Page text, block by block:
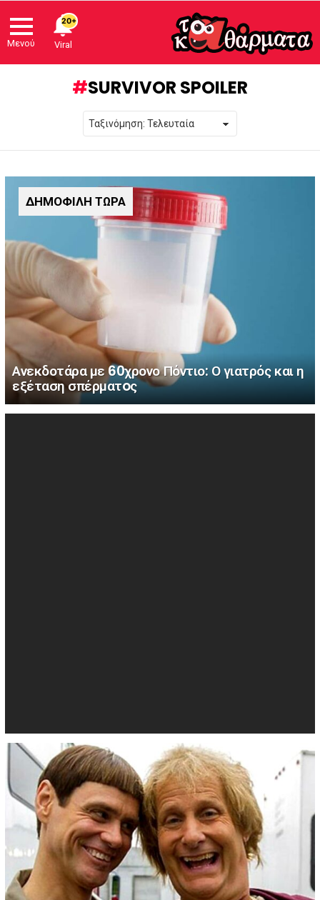
Μενού
SURVIVOR SPOILER
ΔΗΜΟΦΙΛΗ ΤΩΡΑ
Ανεκδοτάρα με 60χρονο Πόντιο: Ο γιατρός και η
εξέταση σπέρματoς
20+
Viral